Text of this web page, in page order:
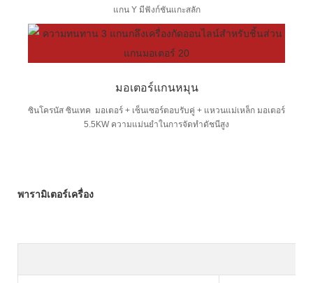
แกน Y มีฟังก์ชันแกะสลัก
มอเตอร์แกนหมุน
ซินโครนัส ซินเทค มอเตอร์ + เซ็นเซอร์ตอบรับคู่ + แหวนแม่เหล็ก มอเตอร์
5.5KW ความแม่นยำในการจัดทำดัชนีสูง
พารามิเตอร์เครื่อง